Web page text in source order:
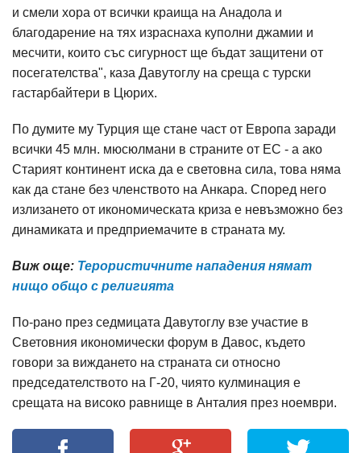
и смели хора от всички краища на Анадола и
благодарение на тях израснаха куполни джамии и
месчити, които със сигурност ще бъдат защитени от
посегателства", каза Давутоглу на среща с турски
гастарбайтери в Цюрих.
По думите му Турция ще стане част от Европа заради
всички 45 млн. мюсюлмани в страните от ЕС - а ако
Старият континент иска да е световна сила, това няма
как да стане без членството на Анкара. Според него
излизането от икономическата криза е невъзможно без
динамиката и предприемачите в страната му.
Виж още: Терористичните нападения нямат
нищо общо с религията
По-рано през седмицата Давутоглу взе участие в
Световния икономически форум в Давос, където
говори за виждането на страната си относно
председателството на Г-20, чиято кулминация е
срещата на високо равнище в Анталия през ноември.